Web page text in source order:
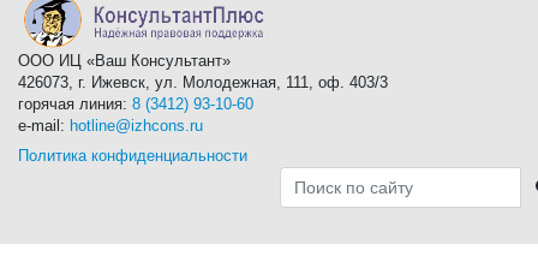
ООО ИЦ «Ваш Консультант»
426073, г. Ижевск, ул. Молодежная, 111, оф. 403/3
горячая линия: 8 (3412) 93-10-60
e-mail: hotline@izhcons.ru
Политика конфиденциальности